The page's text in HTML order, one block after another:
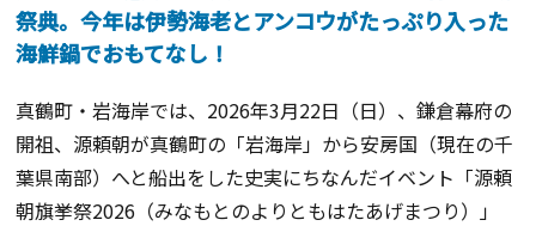
祭典。今年は伊勢海老とアンコウがたっぷり入った
海鮮鍋でおもてなし！
真鶴町・岩海岸では、2026年3月22日（日）、鎌倉幕府の
開祖、源頼朝が真鶴町の「岩海岸」から安房国（現在の千
葉県南部）へと船出をした史実にちなんだイベント「源頼
朝旗挙祭2026（みなもとのよりともはたあげまつり）」